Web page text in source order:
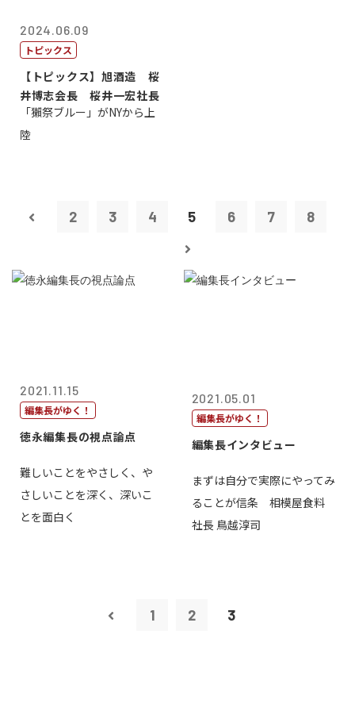
2024.06.09
トピックス
【トピックス】旭酒造 桜
井博志会長 桜井一宏社長
「獺祭ブルー」がNYから上
陸
2 3 4 5 6 7 8
2021.11.15
編集長がゆく！
徳永編集長の視点論点
難しいことをやさしく、や
さしいことを深く、深いこ
とを面白く
2021.05.01
編集長がゆく！
編集長インタビュー
まずは自分で実際にやってみ
ることが信条 相模屋食料
社長 鳥越淳司
1 2 3